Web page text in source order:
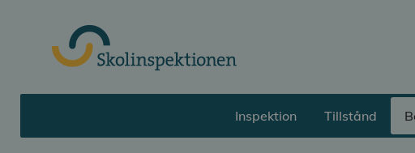
Till huvudinnehåll
Inspektion Tillstånd